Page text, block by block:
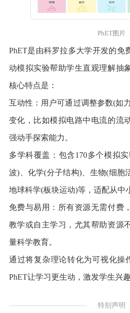
PhET图片
PhET是由科罗拉多大学开发的免
动模拟实验帮助学生直观理解抽
核心特点是：
互动性：用户可通过调整参数(如
变化，比如模拟电路中电流的流
强动手探索能力。
多学科覆盖：包含170多个模拟
波)、化学(分子结构)、生物(细胞
地球科学(板块运动)等，适配从中
免费与易用：所有资源无需付费
教学或自主学习，尤其帮助资源
量科学教育。
通过将复杂理论转化为可视化操
PhET让学习更生动，激发学生兴
特别声明